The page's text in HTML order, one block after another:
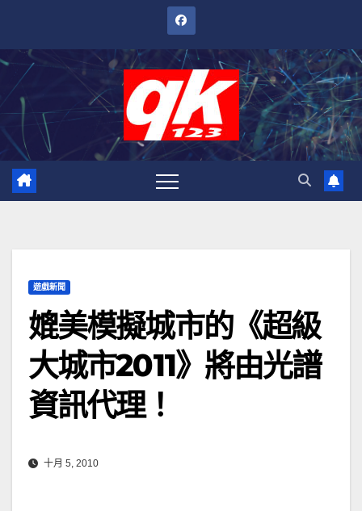
內
遊戲新聞
媲美模擬城市的《超級
大城市2011》將由光譜
資訊代理！
十月 5, 2010